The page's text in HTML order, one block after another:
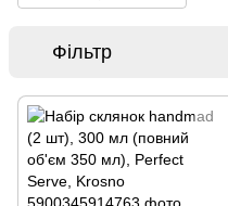
Фільтр